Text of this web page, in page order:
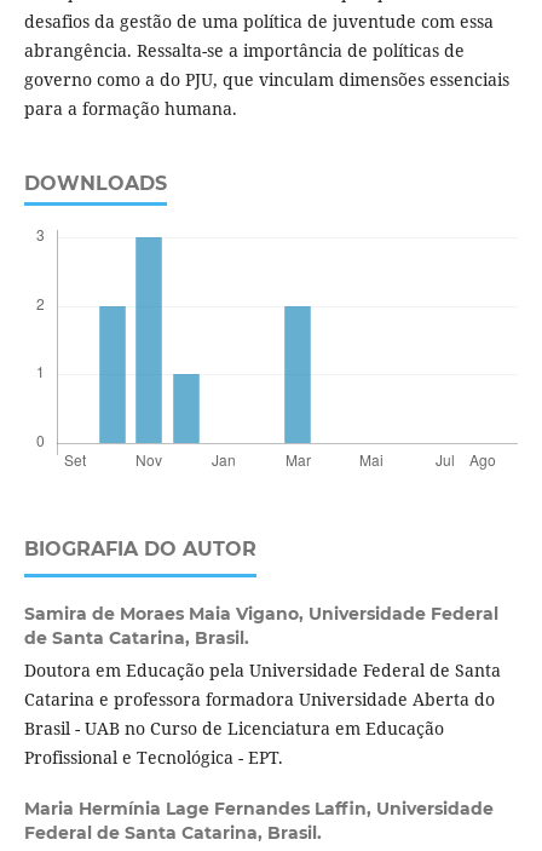
desafios da gestão de uma política de juventude com essa
abrangência. Ressalta-se a importância de políticas de
governo como a do PJU, que vinculam dimensões essenciais
para a formação humana.
DOWNLOADS
BIOGRAFIA DO AUTOR
Samira de Moraes Maia Vigano, Universidade Federal
de Santa Catarina, Brasil.
Doutora em Educação pela Universidade Federal de Santa
Catarina e professora formadora Universidade Aberta do
Brasil - UAB no Curso de Licenciatura em Educação
Profissional e Tecnológica - EPT.
Maria Hermínia Lage Fernandes Laffin, Universidade
Federal de Santa Catarina, Brasil.